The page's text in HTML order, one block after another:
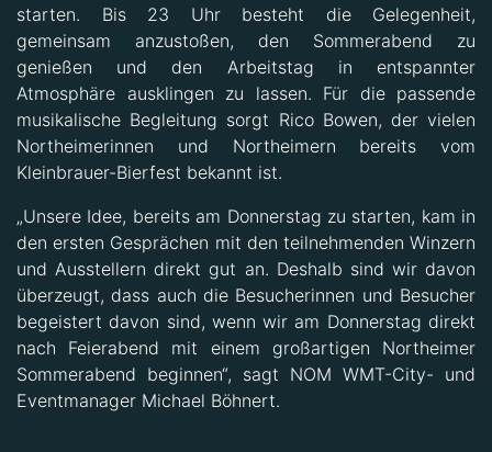
starten. Bis 23 Uhr besteht die Gelegenheit,
gemeinsam anzustoßen, den Sommerabend zu
genießen und den Arbeitstag in entspannter
Atmosphäre ausklingen zu lassen. Für die passende
musikalische Begleitung sorgt Rico Bowen, der vielen
Northeimerinnen und Northeimern bereits vom
Kleinbrauer-Bierfest bekannt ist.
„Unsere Idee, bereits am Donnerstag zu starten, kam in
den ersten Gesprächen mit den teilnehmenden Winzern
und Ausstellern direkt gut an. Deshalb sind wir davon
überzeugt, dass auch die Besucherinnen und Besucher
begeistert davon sind, wenn wir am Donnerstag direkt
nach Feierabend mit einem großartigen Northeimer
Sommerabend beginnen“, sagt NOM WMT-City- und
Eventmanager Michael Böhnert.